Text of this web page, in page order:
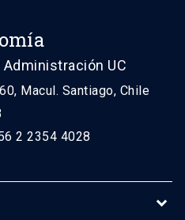
UC
Macul. Santiago, Chile
2 2354 4028